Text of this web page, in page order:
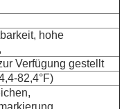
hohe
Verfügung gestellt
82,4°F)